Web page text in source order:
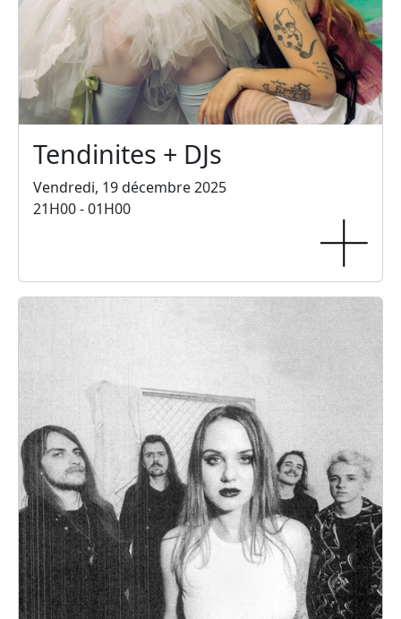
Tendinites + DJs
Vendredi, 19 décembre 2025
21H00 - 01H00